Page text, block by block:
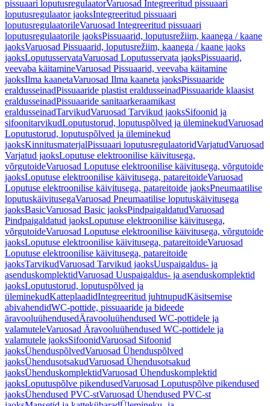
pissuaari loputusregulaatorVaruosad Integreeritud pissuaari
loputusregulaator jaoksIntegreeritud pissuaari
loputusregulaatorileVaruosad Integreeritud pissuaari
loputusregulaatorile jaoksPissuaarid, loputusrežiim, kaanega / kaane
jaoksVaruosad Pissuaarid, loputusrežiim, kaanega / kaane jaoks
jaoksLoputusservataVaruosad Loputusservata jaoksPissuaarid,
veevaba käitamineVaruosad Pissuaarid, veevaba käitamine
jaoksIlma kaanetaVaruosad Ilma kaaneta jaoksPissuaaride
eraldusseinadPissuaaride plastist eraldusseinadPissuaaride klaasist
eraldusseinadPissuaaride sanitaarkeraamikast
eraldusseinadTarvikudVaruosad Tarvikud jaoksSifoonid ja
sifoonitarvikudLoputustorud, loputuspõlved ja üleminekudVaruosad
Loputustorud, loputuspõlved ja üleminekud
jaoksKinnitusmaterjalPissuaari loputusregulaatoridVarjatudVaruosad
Varjatud jaoksLoputuse elektroonilise käivitusega,
võrgutoideVaruosad Loputuse elektroonilise käivitusega, võrgutoide
jaoksLoputuse elektroonilise käivitusega, patareitoideVaruosad
Loputuse elektroonilise käivitusega, patareitoide jaoksPneumaatilise
loputuskäivitusegaVaruosad Pneumaatilise loputuskäivitusega
jaoksBasicVaruosad Basic jaoksPindpaigaldatudVaruosad
Pindpaigaldatud jaoksLoputuse elektroonilise käivitusega,
võrgutoideVaruosad Loputuse elektroonilise käivitusega, võrgutoide
jaoksLoputuse elektroonilise käivitusega, patareitoideVaruosad
Loputuse elektroonilise käivitusega, patareitoide
jaoksTarvikudVaruosad Tarvikud jaoksUuspaigaldus- ja
asenduskomplektidVaruosad Uuspaigaldus- ja asenduskomplektid
jaoksLoputustorud, loputuspõlved ja
üleminekudKatteplaadidIntegreeritud juhtnupudKäsitsemise
abivahendidWC-pottide, pissuaaride ja bideede
äravooluühendusedÄravooluühendused WC-pottidele ja
valamuteleVaruosad Äravooluühendused WC-pottidele ja
valamutele jaoksSifoonidVaruosad Sifoonid
jaoksÜhenduspõlvedVaruosad Ühenduspõlved
jaoksÜhendusotsakudVaruosad Ühendusotsakud
jaoksÜhenduskomplektidVaruosad Ühenduskomplektid
jaoksLoputuspõlve pikendusedVaruosad Loputuspõlve pikendused
jaoksÜhendused PVC-stVaruosad Ühendused PVC-st